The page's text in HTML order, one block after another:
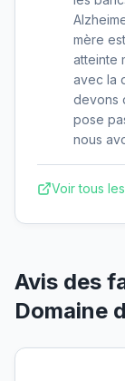
mère
atteinte
avec la
devons
pose
nous
Voir tous
Avis des
Domaine